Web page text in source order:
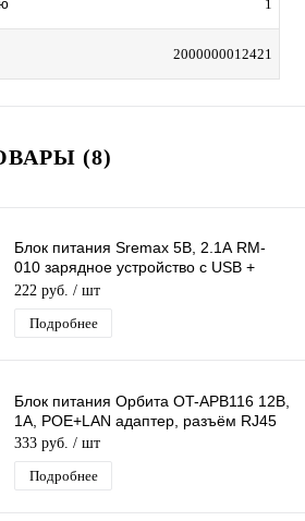
1
2000000012421
(8)
Блок питания Sremax 5В, 2.1А RM-
010 зарядное устройство с USB +
кабель Iphone 1,2 м черный
222 руб. / шт
Подробнее
Блок питания Орбита OT-APB116 12В,
1A, POE+LAN адаптер, разъём RJ45
333 руб. / шт
Подробнее